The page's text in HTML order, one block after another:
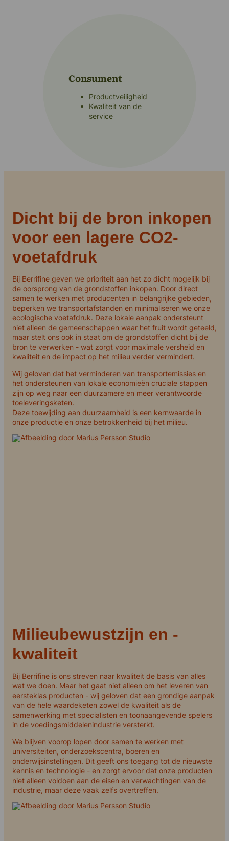
Consument
Productveiligheid
Kwaliteit van de
service
Dicht bij de bron inkopen
voor een lagere CO2-
voetafdruk
Bij Berrifine geven we prioriteit aan het zo dicht mogelijk bij
de oorsprong van de grondstoffen inkopen. Door direct
samen te werken met producenten in belangrijke gebieden,
beperken we transportafstanden en minimaliseren we onze
ecologische voetafdruk. Deze lokale aanpak ondersteunt
niet alleen de gemeenschappen waar het fruit wordt geteeld,
maar stelt ons ook in staat om de grondstoffen dicht bij de
bron te verwerken - wat zorgt voor maximale versheid en
kwaliteit en de impact op het milieu verder vermindert.
Wij geloven dat het verminderen van transportemissies en
het ondersteunen van lokale economieën cruciale stappen
zijn op weg naar een duurzamere en meer verantwoorde
toeleveringsketen.
Deze toewijding aan duurzaamheid is een kernwaarde in
onze productie en onze betrokkenheid bij het milieu.
Milieubewustzijn en -
kwaliteit
Bij Berrifine is ons streven naar kwaliteit de basis van alles
wat we doen. Maar het gaat niet alleen om het leveren van
eersteklas producten - wij geloven dat een grondige aanpak
van de hele waardeketen zowel de kwaliteit als de
samenwerking met specialisten en toonaangevende spelers
in de voedingsmiddelenindustrie versterkt.
We blijven voorop lopen door samen te werken met
universiteiten, onderzoekscentra, boeren en
onderwijsinstellingen. Dit geeft ons toegang tot de nieuwste
kennis en technologie - en zorgt ervoor dat onze producten
niet alleen voldoen aan de eisen en verwachtingen van de
industrie, maar deze vaak zelfs overtreffen.